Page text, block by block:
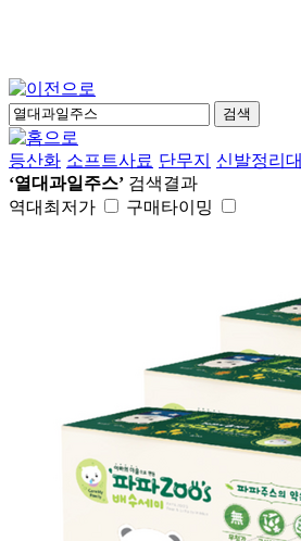
검색
등산화 소프트사료 단무지 신발정리대
‘열대과일주스’ 검색결과
역대최저가
구매타이밍